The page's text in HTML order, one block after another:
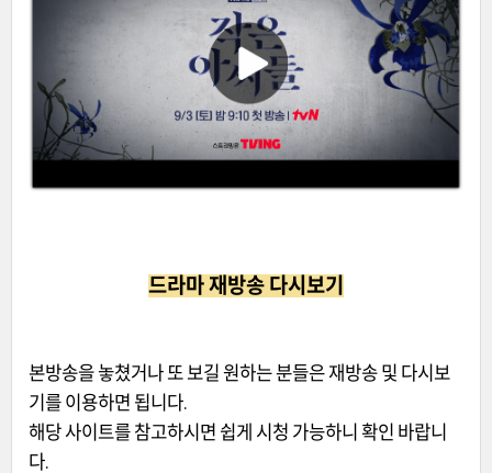
드라마 재방송 다시보기
본방송을 놓쳤거나 또 보길 원하는 분들은 재방송 및 다시보
기를 이용하면 됩니다.
해당 사이트를 참고하시면 쉽게 시청 가능하니 확인 바랍니
다.